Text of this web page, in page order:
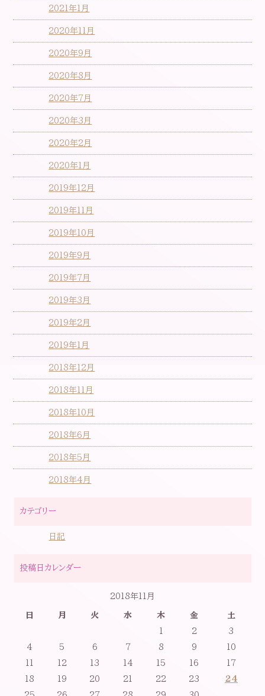
2021年1月
2020年11月
2020年9月
2020年8月
2020年7月
2020年3月
2020年2月
2020年1月
2019年12月
2019年11月
2019年10月
2019年9月
2019年7月
2019年3月
2019年2月
2019年1月
2018年12月
2018年11月
2018年10月
2018年6月
2018年5月
2018年4月
カテゴリー
日記
投稿日カレンダー
2018年11月
日 月 火 水 木 金
土
2
3
4
5 6 7 8 9
10
12 13 14 15 16
17
18
19 20 21 22 23
24